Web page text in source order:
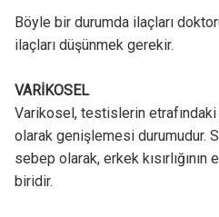
Böyle bir durumda ilaçları
ilaçları düşünmek gerekir.
VARİKOSEL
Varikosel, testislerin etrafındaki
olarak genişlemesi durumudur.
sebep olarak, erkek
biridir.